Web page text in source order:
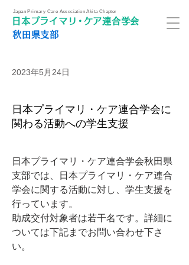
日本プライマ リ・ ケア連合学会
秋田県支部
Japan Primary Care Association Akita Chapter
2023年5月24日
日本プライマリ・ケア連合学会に
関わる活動への学生支援
日本プライマリ・ケア連合学会秋田県
支部では、日本プライマリ・ケア連合
学会に関する活動に対し、学生支援を
行っています。
助成交付対象者は若干名です。詳細に
ついては下記までお問い合わせ下さ
い。